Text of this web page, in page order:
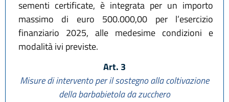
sementi certificate, è integrata per un importo
massimo di euro 500.000,00 per l’esercizio
finanziario 2025, alle medesime condizioni e
modalità ivi previste.
Art. 3
Misure di intervento per il sostegno alla coltivazione
della barbabietola da zucchero